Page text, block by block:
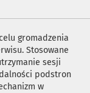
gromadzenia
Stosowane
sesji
podstron
w